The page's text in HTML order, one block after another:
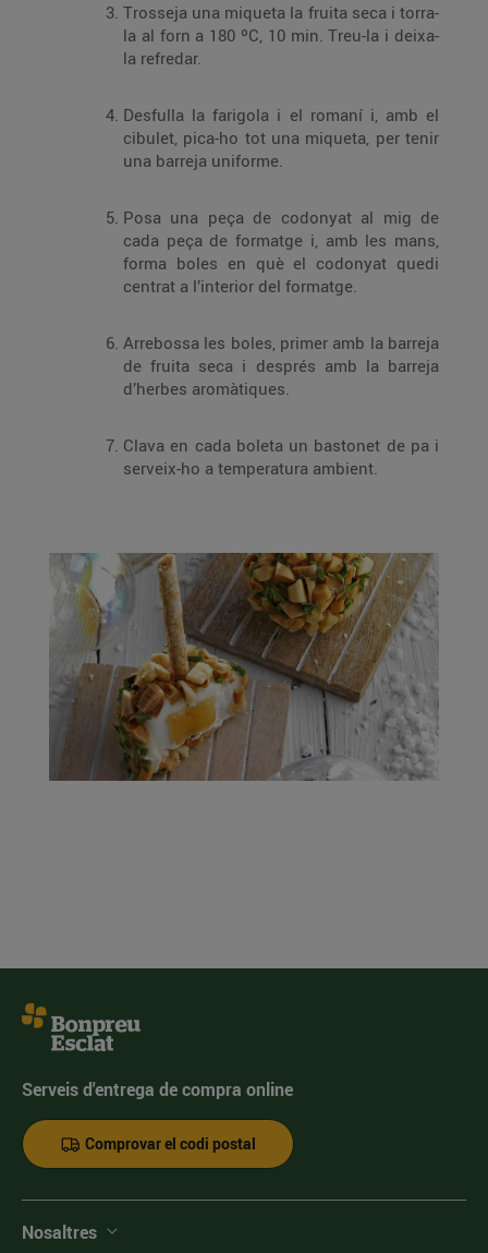
Trosseja una miqueta la fruita seca i torra-
la al forn a 180 ºC, 10 min. Treu-la i deixa-
la refredar.
Desfulla la farigola i el romaní i, amb el
cibulet, pica-ho tot una miqueta, per tenir
una barreja uniforme.
Posa una peça de codonyat al mig de
cada peça de formatge i, amb les mans,
forma boles en què el codonyat quedi
centrat a l’interior del formatge.
Arrebossa les boles, primer amb la barreja
de fruita seca i després amb la barreja
d’herbes aromàtiques.
Clava en cada boleta un bastonet de pa i
serveix-ho a temperatura ambient.
Serveis d'entrega de compra online
Comprovar el codi postal
Nosaltres